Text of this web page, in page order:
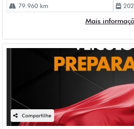
79.960 km
Mais
Compartilhe